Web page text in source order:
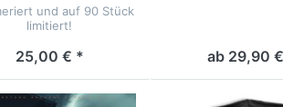
und auf 90 Stück
limitiert!
25,00 € * ab 29,90